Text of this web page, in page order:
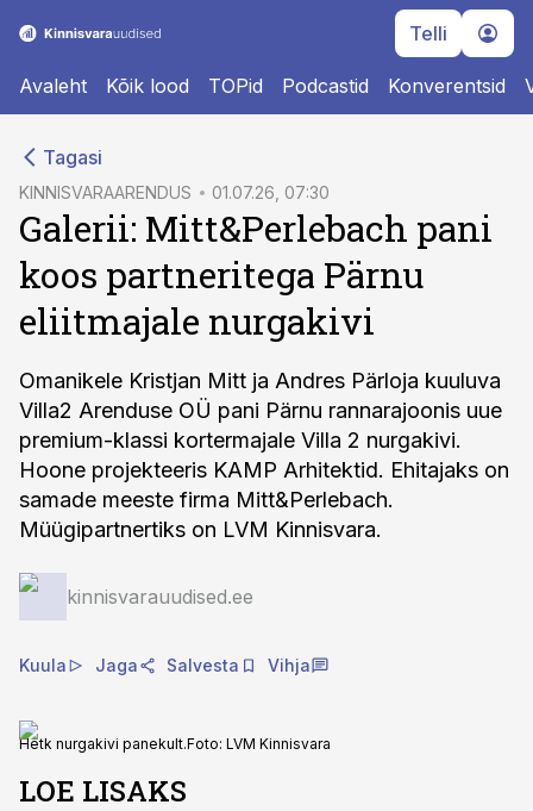
Telli
Avaleht Kõik lood TOPid Podcastid Konverentsid
Tagasi
KINNISVARAARENDUS 01.07.26, 07:30
Galerii: Mitt&Perlebach pani
koos partneritega Pärnu
eliitmajale nurgakivi
Omanikele Kristjan Mitt ja Andres Pärloja kuuluva
Villa2 Arenduse OÜ pani Pärnu rannarajoonis uue
premium-klassi kortermajale Villa 2 nurgakivi.
Hoone projekteeris KAMP Arhitektid. Ehitajaks on
samade meeste firma Mitt&Perlebach.
Müügipartnertiks on LVM Kinnisvara.
kinnisvarauudised.ee
Kuula Jaga Salvesta Vihja
Hetk nurgakivi panekult.Foto: LVM Kinnisvara
LOE LISAKS